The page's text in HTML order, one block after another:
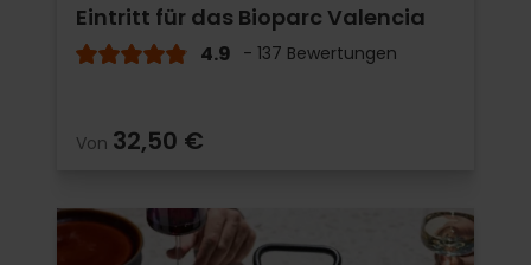
Eintritt für das Bioparc Valencia
4.9 - 137 Bewertungen
Von 32,50 €